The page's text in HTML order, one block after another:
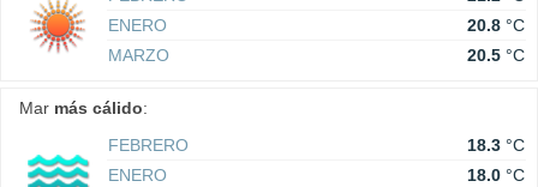
ENERO
20.8 °C
MARZO
20.5 °C
Mar más cálido:
FEBRERO
18.3 °C
ENERO
18.0 °C